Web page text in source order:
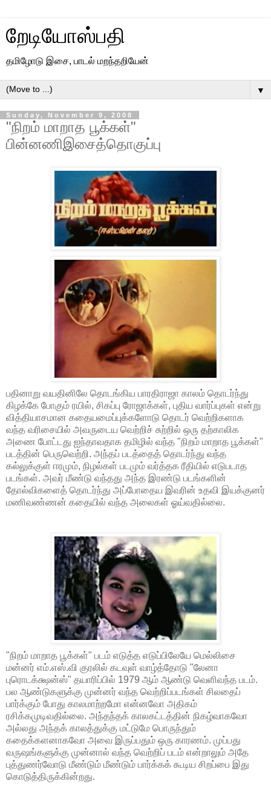
றேடியோஸ்பதி
தமிழோடு இசை, பாடல் மறந்தறியேன்
▼
Sunday, November 9, 2008
"நிறம் மாறாத பூக்கள்"
பின்னணிஇசைத்தொகுப்பு
பதினாறு வயதினிலே தொடங்கிய பாரதிராஜா காலம் தொடர்ந்து
கிழக்கே போகும் ரயில், சிகப்பு ரோஜாக்கள், புதிய வார்ப்புகள் என்று
வித்தியாசமான கதையமைப்புக்களோடு தொடர் வெற்றிகளாக
வந்த வரிசையில் அவருடைய வெற்றிச் சுற்றில் ஒரு தற்காலிக
அணை போட்டது ஐந்தாவதாக தமிழில் வந்த "நிறம் மாறாத பூக்கள்"
படத்தின் பெருவெற்றி. அந்தப் படத்தைத் தொடர்ந்து வந்த
கல்லுக்குள் ஈரமும், நிழல்கள் படமும் வர்த்தக ரீதியில் எடுபடாத
படங்கள். அவர் மீண்டு வந்தது அந்த இரண்டு படங்களின்
தோல்விகளைத் தொடர்ந்து அப்போதைய இவரின் உதவி இயக்குனர்
மணிவண்ணன் கதையில் வந்த அலைகள் ஓய்வதில்லை.
"நிறம் மாறாத பூக்கள்" படம் எடுத்த எடுப்பிலேயே மெல்லிசை
மன்னர் எம்.எஸ்.வி குரலில் கடவுள் வாழ்த்தோடு "லேனா
புரொடக்க்ஷன்ஸ்" தயாரிப்பில் 1979 ஆம் ஆண்டு வெளிவந்த படம்.
பல ஆண்டுகளுக்கு முன்னர் வந்த வெற்றிப்படங்கள் சிலதைப்
பார்க்கும் போது காலமாற்றமோ என்னவோ அதிகம்
ரசிக்கமுடிவதில்லை. அந்தந்தக் காலகட்டத்தின் நிகழ்வாகவோ
அல்லது அந்தக் காலத்துக்கு மட்டுமே பொருந்தும்
கதைக்களனாகவோ அவை இருப்பதும் ஒரு காரணம். முப்பது
வருஷங்களுக்கு முன்னால் வந்த வெற்றிப் படம் என்றாலும் அதே
புத்துணர்வோடு மீண்டும் மீண்டும் பார்க்கக் கூடிய சிறப்பை இது
கொடுத்திருக்கின்றது.